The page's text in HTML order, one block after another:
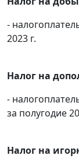
-
2023 г.
Налог на
-
за полугодие
Налог на